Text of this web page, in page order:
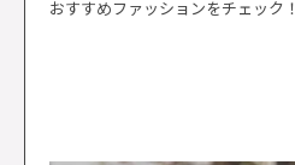
おすすめファッションをチェック！